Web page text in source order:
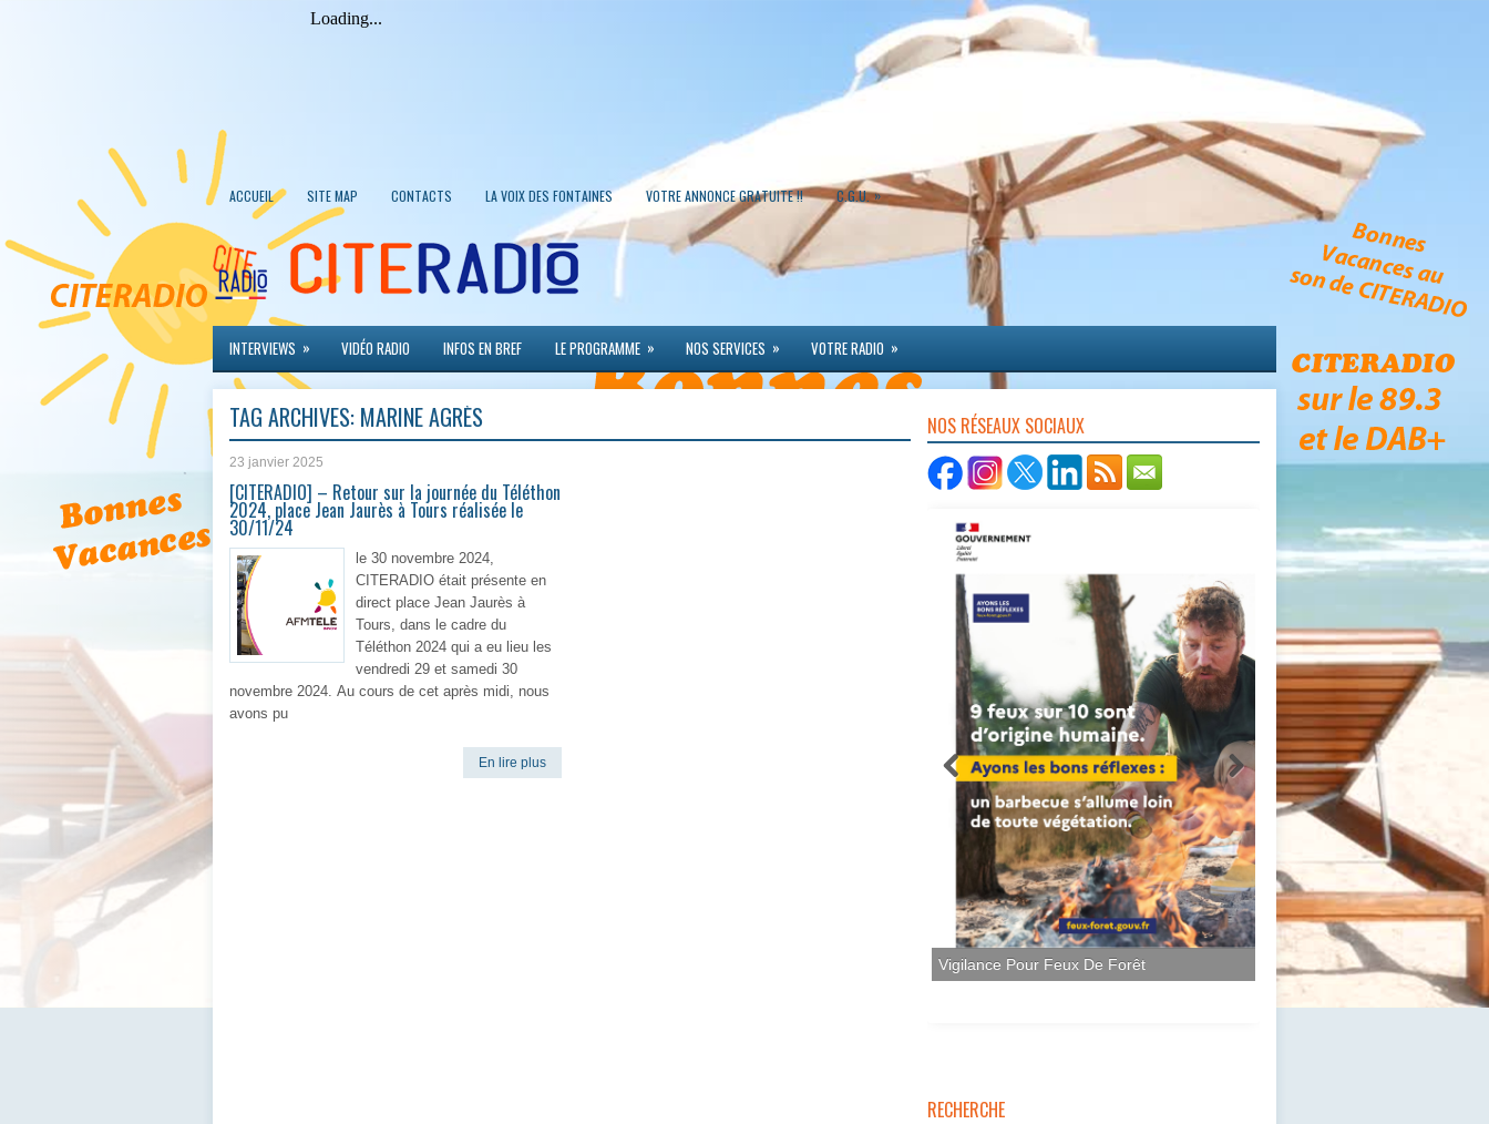
ACCUEIL SITE MAP CONTACTS LA VOIX DES FONTAINES VOTRE ANNONCE GRATUITE !! C.G.U. »
INTERVIEWS » VIDÉO RADIO INFOS EN BREF LE PROGRAMME » NOS SERVICES » VOTRE RADIO »
TAG ARCHIVES: MARINE AGRÈS
23 janvier 2025
[CITERADIO] – Retour sur la journée du Téléthon
2024, place Jean Jaurès à Tours réalisée le
30/11/24
le 30 novembre 2024,
CITERADIO était présente en
direct place Jean Jaurès à
Tours, dans le cadre du
Téléthon 2024 qui a eu lieu les
vendredi 29 et samedi 30
novembre 2024. Au cours de cet après midi, nous
avons pu
En lire plus
NOS RÉSEAUX SOCIAUX
Vigilance Pour Feux De Forêt
RECHERCHE